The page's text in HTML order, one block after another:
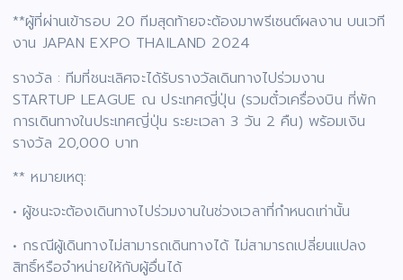
**ผู้ที่ผ่านเข้ารอบ 20 ทีมสุดท้ายจะต้องมาพรีเซนต์ผลงาน บนเวที
งาน JAPAN EXPO THAILAND 2024
รางวัล : ทีมที่ชนะเลิศจะได้รับรางวัลเดินทางไปร่วมงาน
STARTUP LEAGUE ณ ประเทศญี่ปุ่น (รวมตั๋วเครื่องบิน ที่พัก
การเดินทางในประเทศญี่ปุ่น ระยะเวลา 3 วัน 2 คืน) พร้อมเงิน
รางวัล 20,000 บาท
** หมายเหตุ:
• ผู้ชนะจะต้องเดินทางไปร่วมงานในช่วงเวลาที่กำหนดเท่านั้น
• กรณีผู้เดินทางไม่สามารถเดินทางได้ ไม่สามารถเปลี่ยนแปลง
สิทธิ์หรือจำหน่ายให้กับผู้อื่นได้